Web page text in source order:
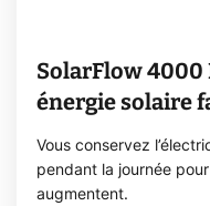
SolarFlow 4000
énergie solaire
Vous conservez
pendant la journée
augmentent.